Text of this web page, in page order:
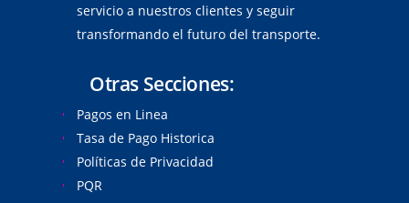
servicio a nuestros clientes y seguir
transformando el futuro del transporte.
Otras Secciones:
Pagos en Linea
Tasa de Pago Historica
Políticas de Privacidad
PQR